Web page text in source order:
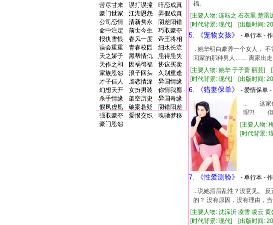
苦尽甘来
误打误撞
暗恋成真
豪门世家
江湖恩怨
弄假成真
公司恋情
清新隽永
阴差阳错
命中注定
前世今生
巧取豪夺
报仇雪恨
春风一度
帝王将相
误会重重
青春校园
细水长流
天之娇子
黑帮情仇
患得患失
天作之和
因祸得福
协议买卖
家族恩怨
浪子回头
久别重逢
才子佳人
虐恋情深
异国情缘
幻想天开
女扮男装
你情我愿
杀手情缘
架空历史
异国奇缘
假凤虚凰
破案悬疑
阴错阳差
强取豪夺
爱恨交织
魂驰梦移
豪门恩怨
福。
[主要人物: 连耘之 石衣熏 楚
[时代背景: 现代] [出版时间:
5. 《宠物女孩》 - 单行本 -
...姚华明白豢养一个女人，
回家的那种男人…… 离家出
[主要人物: 姚华 于子蔷 丽芸]
[时代背景: 现代] [出版时间:
6. 《猎妻保单》 - 爱情保单 -
... 这家伙
理?! 但是
[主要人物:
[时代背景:
7. 《性爱测验》 - 单行本 -
...说她酒后乱性？没意见。
的？ 没有原因，没有理由，
[主要人物: 沈淙沂 凌雪 凌云
[时代背景: 现代] [出版时间: